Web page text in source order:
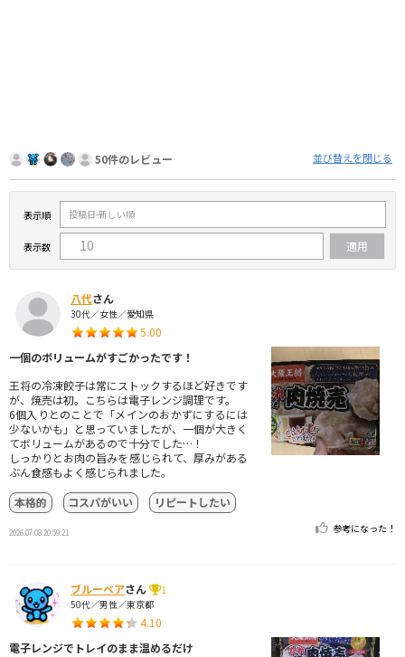
50件のレビュー 並び替えを閉じる
表示順
表示数
八代さん
30代／女性／愛知県
5.00
一個のボリュームがすごかったです！
王将の冷凍餃子は常にストックするほど好きです
が、焼売は初。こちらは電子レンジ調理です。
6個入りとのことで「メインのおかずにするには
少ないかも」と思っていましたが、一個が大きく
てボリュームがあるので十分でした…！
しっかりとお肉の旨みを感じられて、厚みがある
ぶん食感もよく感じられました。
本格的
コスパがいい リピートしたい
2026.07.08 20:59:21 参考になった！
ブルーベアさん
1
50代／男性／東京都
4.10
電子レンジでトレイのまま温めるだけ